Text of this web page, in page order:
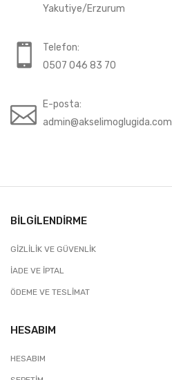
Yakutiye/Erzurum
Telefon:
0507 046 83 70
E-posta:
admin@akselimoglugida.com
BILGILENDIRME
GIZLILIK VE GÜVENLIK
İADE VE İPTAL
ÖDEME VE TESLIMAT
HESABIM
HESABIM